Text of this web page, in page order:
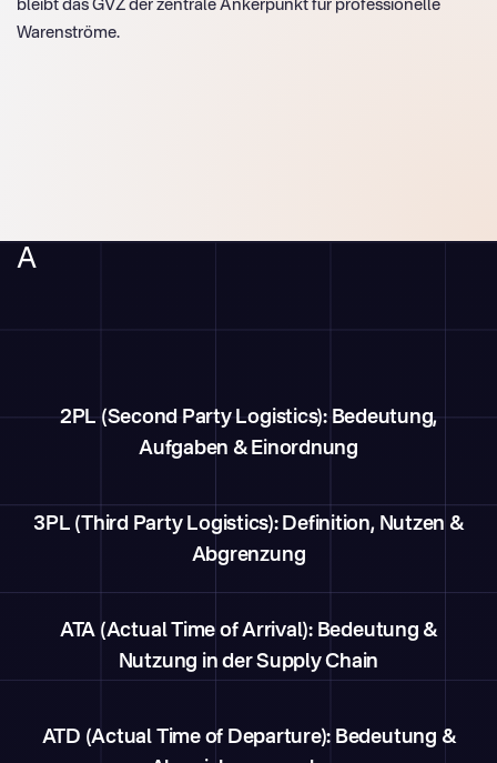
bleibt das GVZ der zentrale Ankerpunkt für professionelle
Warenströme.
A
2PL (Second Party Logistics): Bedeutung,
Aufgaben & Einordnung
3PL (Third Party Logistics): Definition, Nutzen &
Abgrenzung
ATA (Actual Time of Arrival): Bedeutung &
Nutzung in der Supply Chain
ATD (Actual Time of Departure): Bedeutung &